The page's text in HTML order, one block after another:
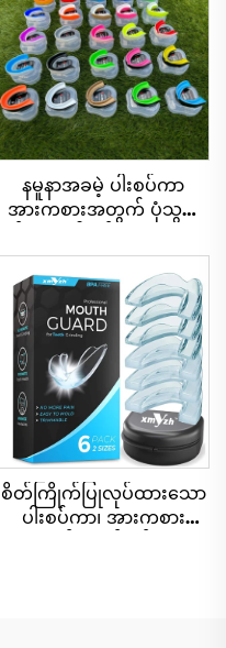
နမူနာအခမဲ့ ပါးစပ်ကာ
အားကစားအတွက် ပုံသွင်း
များအတွက် သွား
ကာကွယ်ရေး သွားတန်းကျီး
EVA နှစ်ရောင်ပါ MMA
ဘော့ဆင်းအတွက်
စိတ်ကြိုက်ပြုလုပ်ထားသော
ပါးစပ်ကာ၊ အားကစား